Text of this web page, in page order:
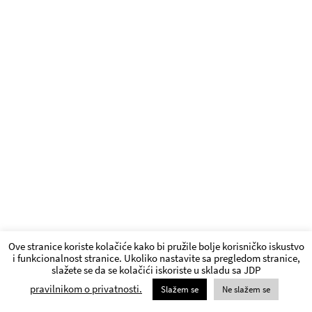
Ove stranice koriste kolačiće kako bi pružile bolje korisničko iskustvo
i funkcionalnost stranice. Ukoliko nastavite sa pregledom stranice,
slažete se da se kolačići iskoriste u skladu sa JDP
pravilnikom o privatnosti.
Slažem se Ne slažem se